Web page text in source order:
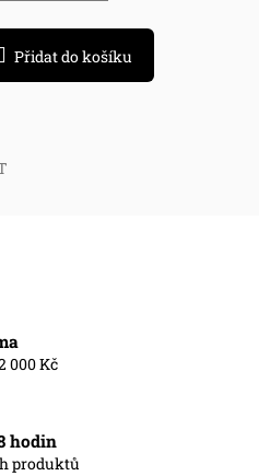
Přidat do košíku
000 Kč
hodin
produktů